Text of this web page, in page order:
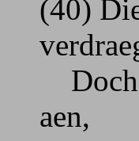
(40)
Doch
aen,